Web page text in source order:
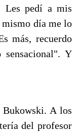
Les pedí a mis
mismo día me lo
más, recuerdo
Y
Bukowski. A los
del profesor